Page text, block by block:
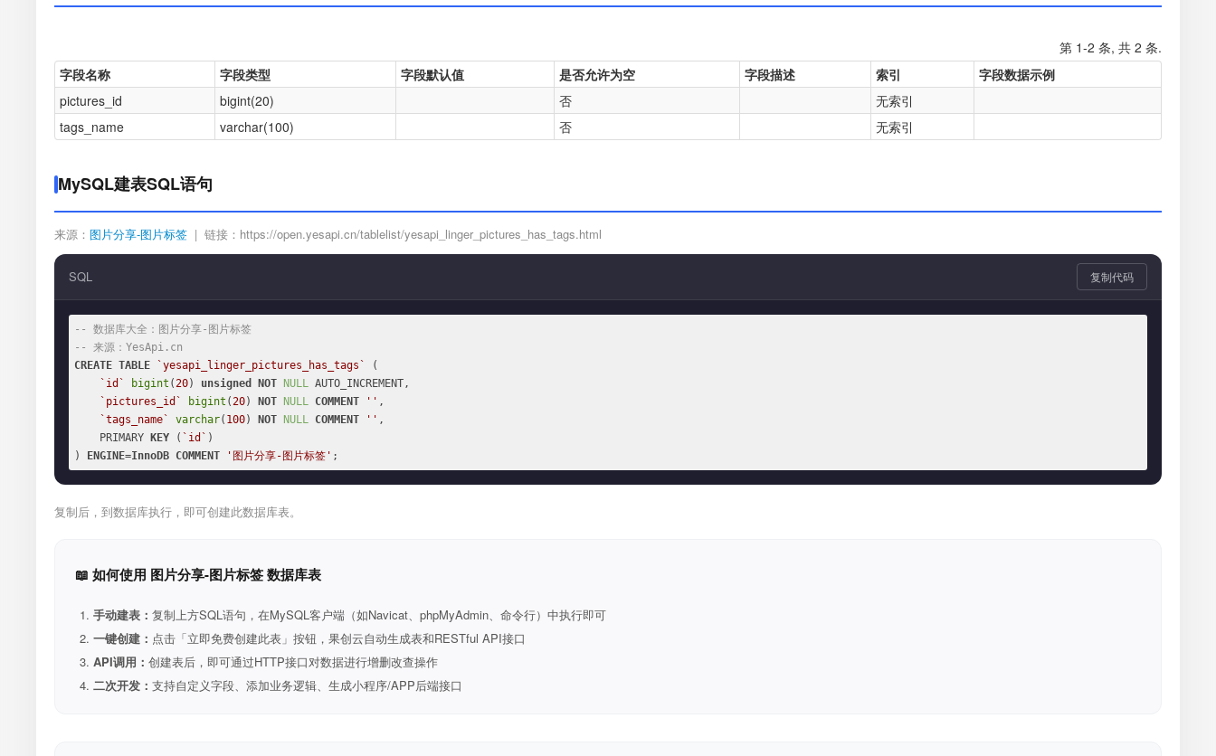
第 1-2 条, 共 2 条.
字段名称
字段类型 字段默认值 是否允许为空 字段描述 索引
字段数据示例
pictures_id
bigint(20) 否
无索引
tags_name
varchar(100) 否 无索引
MySQL建表SQL语句
来源： 图片分享-图片标签 | 链接：https://open.yesapi.cn/tablelist/yesapi_linger_pictures_has_tags.html
SQL 复制代码
-- 数据库大全：图片分享-图片标签
-- 来源：YesApi.cn
CREATE TABLE `yesapi_linger_pictures_has_tags`
(
`id`
bigint (20) unsigned NOT NULL AUTO_INCREMENT,
`pictures_id`
bigint (20) NOT NULL COMMENT '' ,
`tags_name`
varchar( 100) NOT NULL COMMENT '' ,
    PRIMARY
KEY ( `id` )
)
ENGINE=InnoDB COMMENT '图片分享-图片标签' ;
复制后，到数据库执行，即可创建此数据库表。
📖 如何使用 图片分享-图片标签 数据库表
手动建表： 复制上方SQL语句，在MySQL客户端（如Navicat、phpMyAdmin、命令行）中执行即可
一键创建： 点击「立即免费创建此表」按钮，果创云自动生成表和RESTful API接口
API调用： 创建表后，即可通过HTTP接口对数据进行增删改查操作
二次开发： 支持自定义字段、添加业务逻辑、生成小程序/APP后端接口